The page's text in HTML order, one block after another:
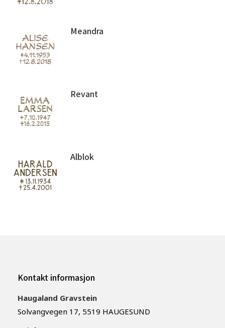
Meandra
Revant
Alblok
Kontakt informasjon
Haugaland Gravstein
Solvangvegen 17, 5519 HAUGESUND